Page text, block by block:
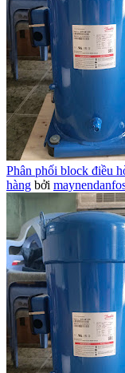
Phân phối block điều
hàng bởi